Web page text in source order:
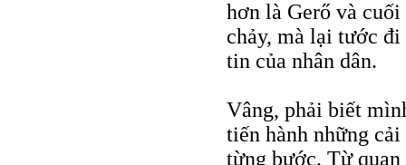
hơn là Gerő và
chảy, mà lại tước
tin của nhân dân.
Vâng, phải biết
tiến hành những
từng bước. Từ